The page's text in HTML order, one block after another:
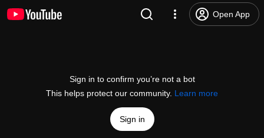
Open App
Sign in to confirm you’re not a bot
This helps protect our community. Learn more
Sign in